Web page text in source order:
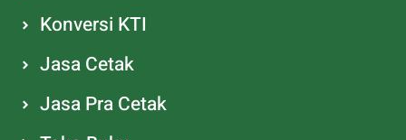
Konversi KTI
Jasa Cetak
Jasa Pra Cetak